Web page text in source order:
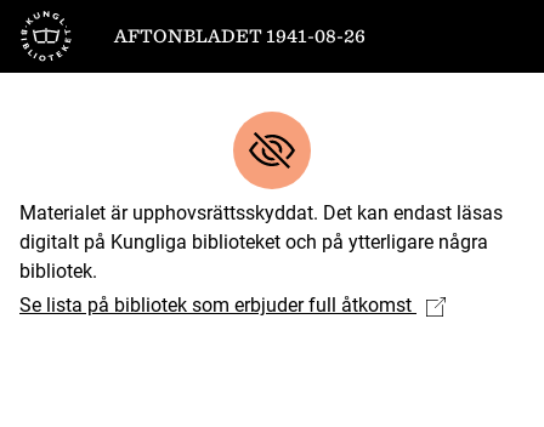
Till startsidan
AFTONBLADET 1941-08-26
Materialet är upphovsrättsskyddat. Det kan endast läsas
digitalt på Kungliga biblioteket och på ytterligare några
bibliotek.
Se lista på bibliotek som erbjuder full åtkomst